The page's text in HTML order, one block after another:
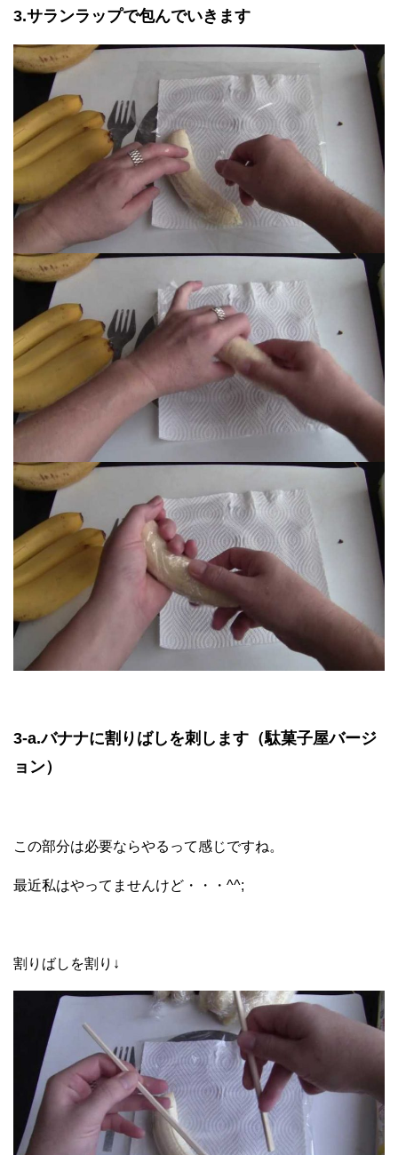
3.サランラップで包んでいきます
3-a.バナナに割りばしを刺します（駄菓子屋バージ
ョン）
この部分は必要ならやるって感じですね。
最近私はやってませんけど・・・^^;
割りばしを割り↓